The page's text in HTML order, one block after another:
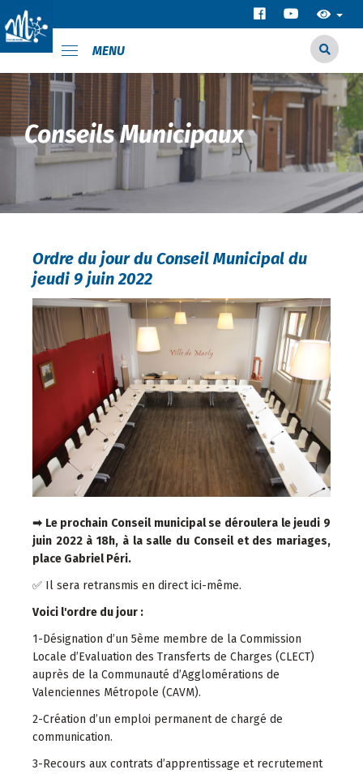
MENU
Conseils Municipaux
Ordre du jour du Conseil Municipal du
jeudi 9 juin 2022
➡ Le prochain Conseil municipal se déroulera le jeudi 9
juin 2022 à 18h, à la salle du Conseil et des mariages,
place Gabriel Péri.
✅ Il sera retransmis en direct ici-même.
Voici l'ordre du jour :
1-Désignation d’un 5ème membre de la Commission
Locale d’Evaluation des Transferts de Charges (CLECT)
auprès de la Communauté d’Agglomérations de
Valenciennes Métropole (CAVM).
2-Création d’un emploi permanent de chargé de
communication.
3-Recours aux contrats d’apprentissage et recrutement